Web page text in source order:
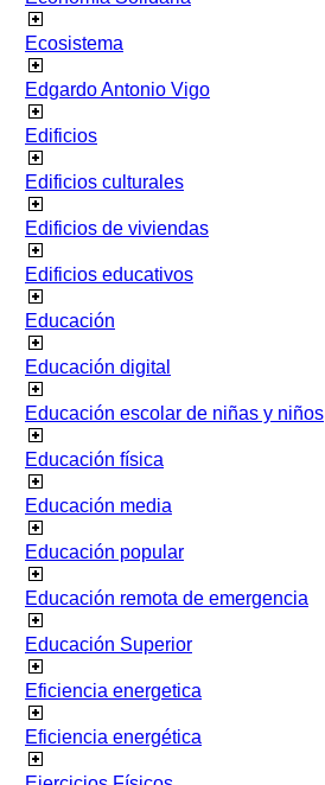
Ecosistema
Edgardo Antonio Vigo
Edificios
Edificios culturales
Edificios de viviendas
Edificios educativos
Educación
Educación digital
Educación escolar de niñas y niños
Educación física
Educación media
Educación popular
Educación remota de emergencia
Educación Superior
Eficiencia energetica
Eficiencia energética